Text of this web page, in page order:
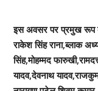
इस अवसर पर प्रमुख रूप
राकेश सिंह राना,ब्लाक
सिंह,मोहम्मद
यादव,देवनाथ